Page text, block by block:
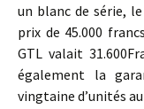
un blanc de série,
prix de 45.000
GTL valait
également la
vingtaine d’unités